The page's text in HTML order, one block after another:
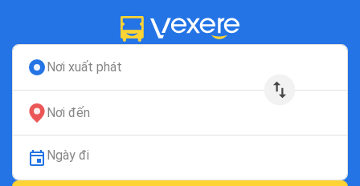
Nơi xuất phát
Nơi đến
Ngày đi